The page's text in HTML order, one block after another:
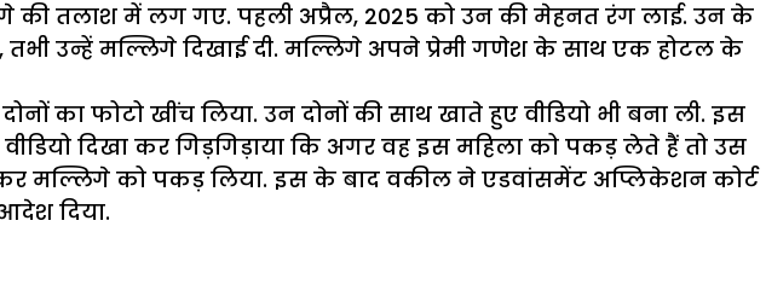
की तलाश में लग गए. पहली अप्रैल, 2025 को उन की मेहनत रंग लाई. उन के
उन्हें मल्लिगे दिखाई दी. मल्लिगे अपने प्रेमी गणेश के साथ एक होटल के
फोटो खींच लिया. उन दोनों की साथ खाते हुए वीडियो भी बना ली. इस
दिखा कर गिड़गिड़ाया कि अगर वह इस महिला को पकड़ लेते हैं तो उस
मल्लिगे को पकड़ लिया. इस के बाद वकील ने एडवांसमेंट अप्लिकेशन कोर्ट
दिया.